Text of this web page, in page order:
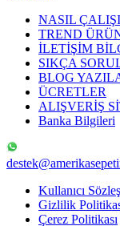
NASIL
TREND
İLETİŞİM
SIKÇA
BLOG
ÜCRETLER
ALIŞVERİŞ
Banka Bilgileri
Kullanıcı
Gizlilik
Çerez Politikası